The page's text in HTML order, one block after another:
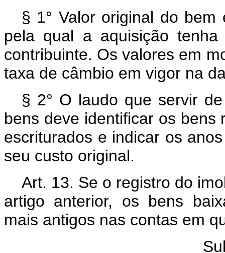
§ 1° Valor original do
pela qual a aquisição
contribuinte. Os valores em
taxa de câmbio em vigor na
§ 2° O laudo que servir
bens deve identificar os
escriturados e indicar os
seu custo original.
Art. 13. Se o registro do
artigo anterior, os bens
mais antigos nas contas em